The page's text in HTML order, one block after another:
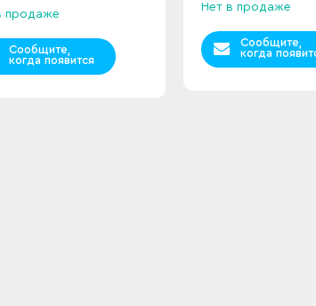
продаже
Сообщите,
когда появится
Нет в продаже
Сообщите,
когда